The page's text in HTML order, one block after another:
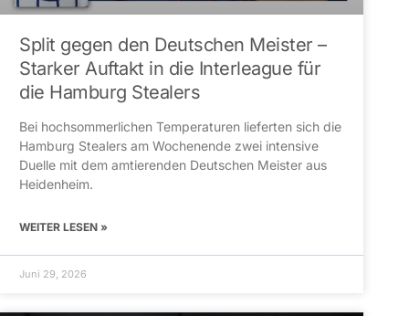
Split gegen den Deutschen Meister –
Starker Auftakt in die Interleague für
die Hamburg Stealers
Bei hochsommerlichen Temperaturen lieferten sich die
Hamburg Stealers am Wochenende zwei intensive
Duelle mit dem amtierenden Deutschen Meister aus
Heidenheim.
WEITER LESEN »
Juni 29, 2026